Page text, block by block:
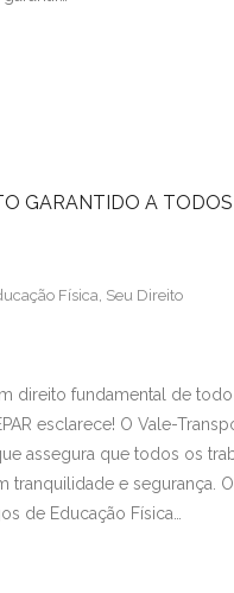
GARANTIDO A
Física, Seu Direito
direito fundamental de
esclarece! O Vale-
assegura que todos os
tranquilidade e segurança.
de Educação Física…